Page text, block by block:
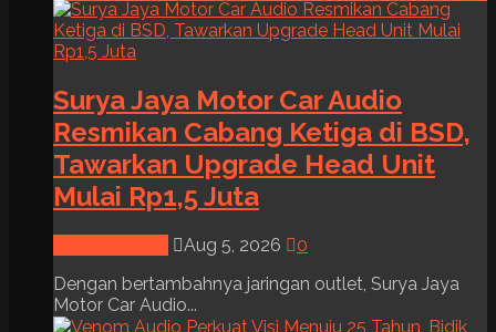
Surya Jaya Motor Car Audio
Resmikan Cabang Ketiga di BSD,
Tawarkan Upgrade Head Unit
Mulai Rp1,5 Juta
Aug 5, 2026
0
Dengan bertambahnya jaringan outlet, Surya Jaya
Motor Car Audio...